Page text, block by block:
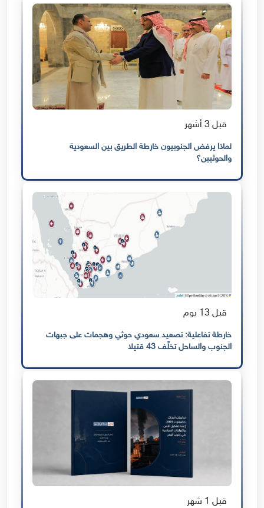
قبل 3 أشهر
لماذا يرفض الجنوبيون خارطة الطريق بين السعودية
والحوثيين؟
قبل 13 يوم
خارطة تفاعلية: تصعيد سعودي حوثي وهجمات على جبهات
الجنوب والساحل تخلّف 43 قتيلا
قبل 1 شهر